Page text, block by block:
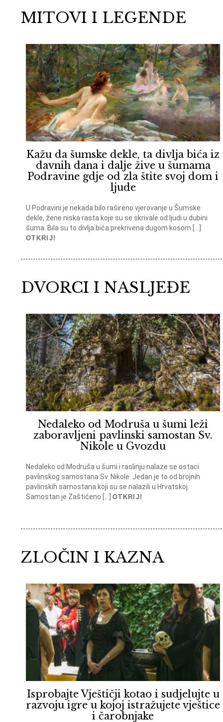
MITOVI I LEGENDE
Kažu da šumske dekle, ta divlja bića iz
davnih dana i dalje žive u šumama
Podravine gdje od zla štite svoj dom i
ljude
U Podravini je nekada bilo rašireno vjerovanje u Šumske
dekle, žene niska rasta koje su se skrivale od ljudi u dubini
šuma. Bila su to divlja bića prekrivena dugom kosom […]
OTKRIJ!
DVORCI I NASLJEĐE
Nedaleko od Modruša u šumi leži
zaboravljeni pavlinski samostan Sv.
Nikole u Gvozdu
Nedaleko od Modruša u šumi i raslinju nalaze se ostaci
pavlinskog samostana Sv. Nikole. Jedan je to od brojnih
pavlinskih samostana koji su se nalazili u Hrvatskoj.
Samostan je Zaštićeno […] OTKRIJ!
ZLOČIN I KAZNA
Isprobajte Vještičji kotao i sudjelujte u
razvoju igre u kojoj istražujete vještice
i čarobnjake